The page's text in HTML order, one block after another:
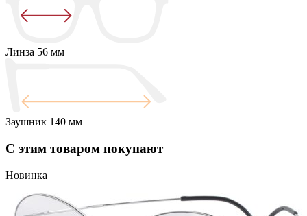
Линза 56 мм
Заушник 140 мм
С этим товаром покупают
Новинка